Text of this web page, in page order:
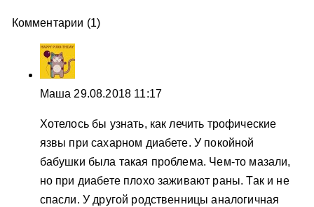
Комментарии (1)
Маша 29.08.2018 11:17
Хотелось бы узнать, как лечить трофические
язвы при сахарном диабете. У покойной
бабушки была такая проблема. Чем-то мазали,
но при диабете плохо заживают раны. Так и не
спасли. У другой родственницы аналогичная